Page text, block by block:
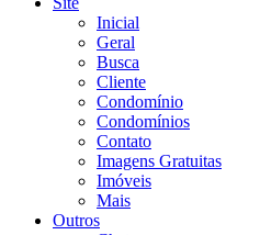
Inicial
Geral
Busca
Cliente
Condomínio
Condomínios
Contato
Imagens Gratuitas
Imóveis
Mais
Outros